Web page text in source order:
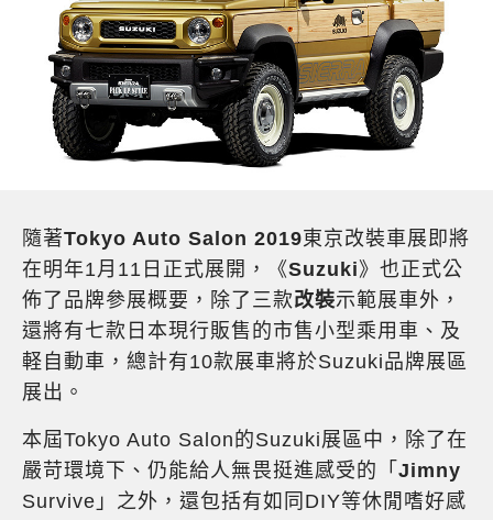
隨著Tokyo Auto Salon 2019東京改裝車展即將
在明年1月11日正式展開，《Suzuki》也正式公
佈了品牌參展概要，除了三款改裝示範展車外，
還將有七款日本現行販售的市售小型乘用車、及
軽自動車，總計有10款展車將於Suzuki品牌展區
展出。
本屆Tokyo Auto Salon的Suzuki展區中，除了在
嚴苛環境下、仍能給人無畏挺進感受的「 Jimny
Survive」之外，還包括有如同DIY等休閒嗜好感